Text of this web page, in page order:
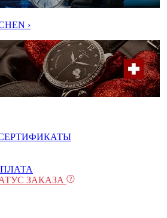
›
ЗАКАЗА